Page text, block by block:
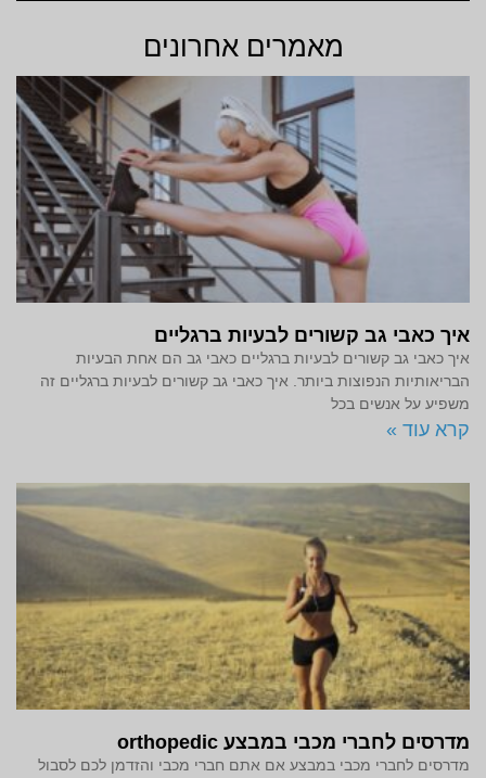
מאמרים אחרונים
איך כאבי גב קשורים לבעיות ברגליים
איך כאבי גב קשורים לבעיות ברגליים כאבי גב הם אחת הבעיות
הבריאותיות הנפוצות ביותר. איך כאבי גב קשורים לבעיות ברגליים זה
משפיע על אנשים בכל
קרא עוד »
מדרסים לחברי מכבי במבצע orthopedic
מדרסים לחברי מכבי במבצע אם אתם חברי מכבי והזדמן לכם לסבול